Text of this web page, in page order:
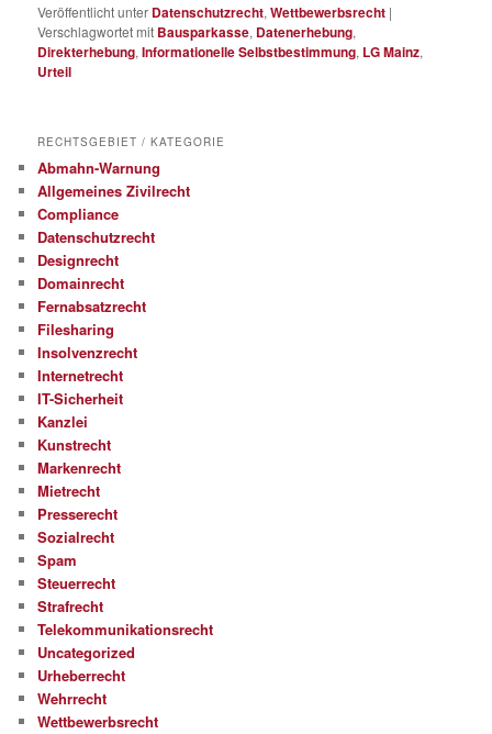
Veröffentlicht unter Datenschutzrecht,Wettbewerbsrecht |
Verschlagwortet mit Bausparkasse, Datenerhebung,
Direkterhebung,Informationelle Selbstbestimmung, LG Mainz,
Urteil
RECHTSGEBIET / KATEGORIE
Abmahn-Warnung
Allgemeines Zivilrecht
Compliance
Datenschutzrecht
Designrecht
Domainrecht
Fernabsatzrecht
Filesharing
Insolvenzrecht
Internetrecht
IT-Sicherheit
Kanzlei
Kunstrecht
Markenrecht
Mietrecht
Presserecht
Sozialrecht
Spam
Steuerrecht
Strafrecht
Telekommunikationsrecht
Uncategorized
Urheberrecht
Wehrrecht
Wettbewerbsrecht